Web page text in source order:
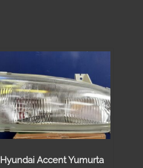
Hyundai Accent Yumurta